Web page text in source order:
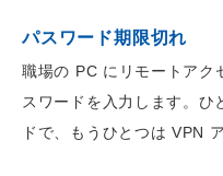
パスワード期限切れ
職場の PC にリモートアク
スワードを入力します。
ドで、もうひとつは VPN